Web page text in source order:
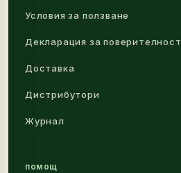
Условия за ползване
Декларация за поверителност
Доставка
Дистрибутори
Журнал
помощ